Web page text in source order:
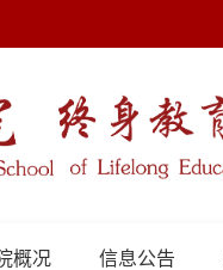
概况 信息公告